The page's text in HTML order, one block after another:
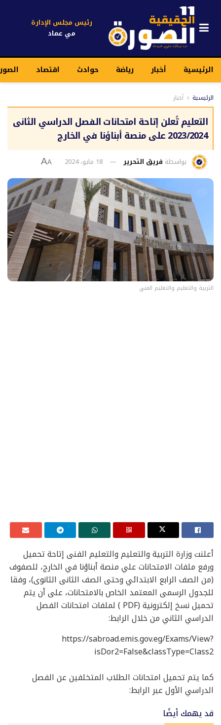
رئيس مجلس الإدارة
مي عماد
الرئيسية أخبار رياضة حوادث اقتصاد
الرئيسية أخبار
التعليم تُعلن إتاحة امتحانات الفصل الدراسي الثانى
2023/2024 على منصة أبناؤنا في الخارج
بواسطة فريق التحرير 18 مايو، 2024 A
A
التربية والتعليم والتعليم الفني
أعلنت وزارة التربية والتعليم والتعليم الفنى إتاحة تحميل
ورفع ملفات الامتحانات علي منصة أبناؤنا في الخارج، للصفوف
(من الصف الرابع الابتدائي وحتى الصف الثانى الثانوى)، وفقا
للجدول الرسمى المعتمد الخاص بالامتحانات، على أن يتم
تحميل نسخ إلكترونية (PDF ) لملفات امتحانات الفصل
الدراسي الثاني من خلال الرابط:
‏https://sabroad.emis.gov.eg/Exams/View?
isDor2=False&classType=Class2
كما يتم تحميل امتحانات الطلاب المتخلفين عن الفصل
الدراسي الأول عبر الرابط:
قد يهمك أيضًا